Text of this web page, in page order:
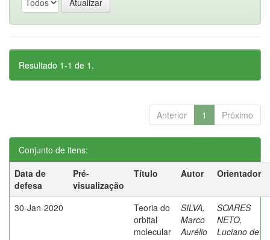
Resultado 1-1 de 1.
Anterior 1 Próximo
Conjunto de itens:
Data de
defesa
Pré-
visualização
Título Autor Orientador
30-Jan-2020
Teoria do
orbital
molecular
SILVA,
Marco
Aurélio
SOARES
NETO,
Luciano de